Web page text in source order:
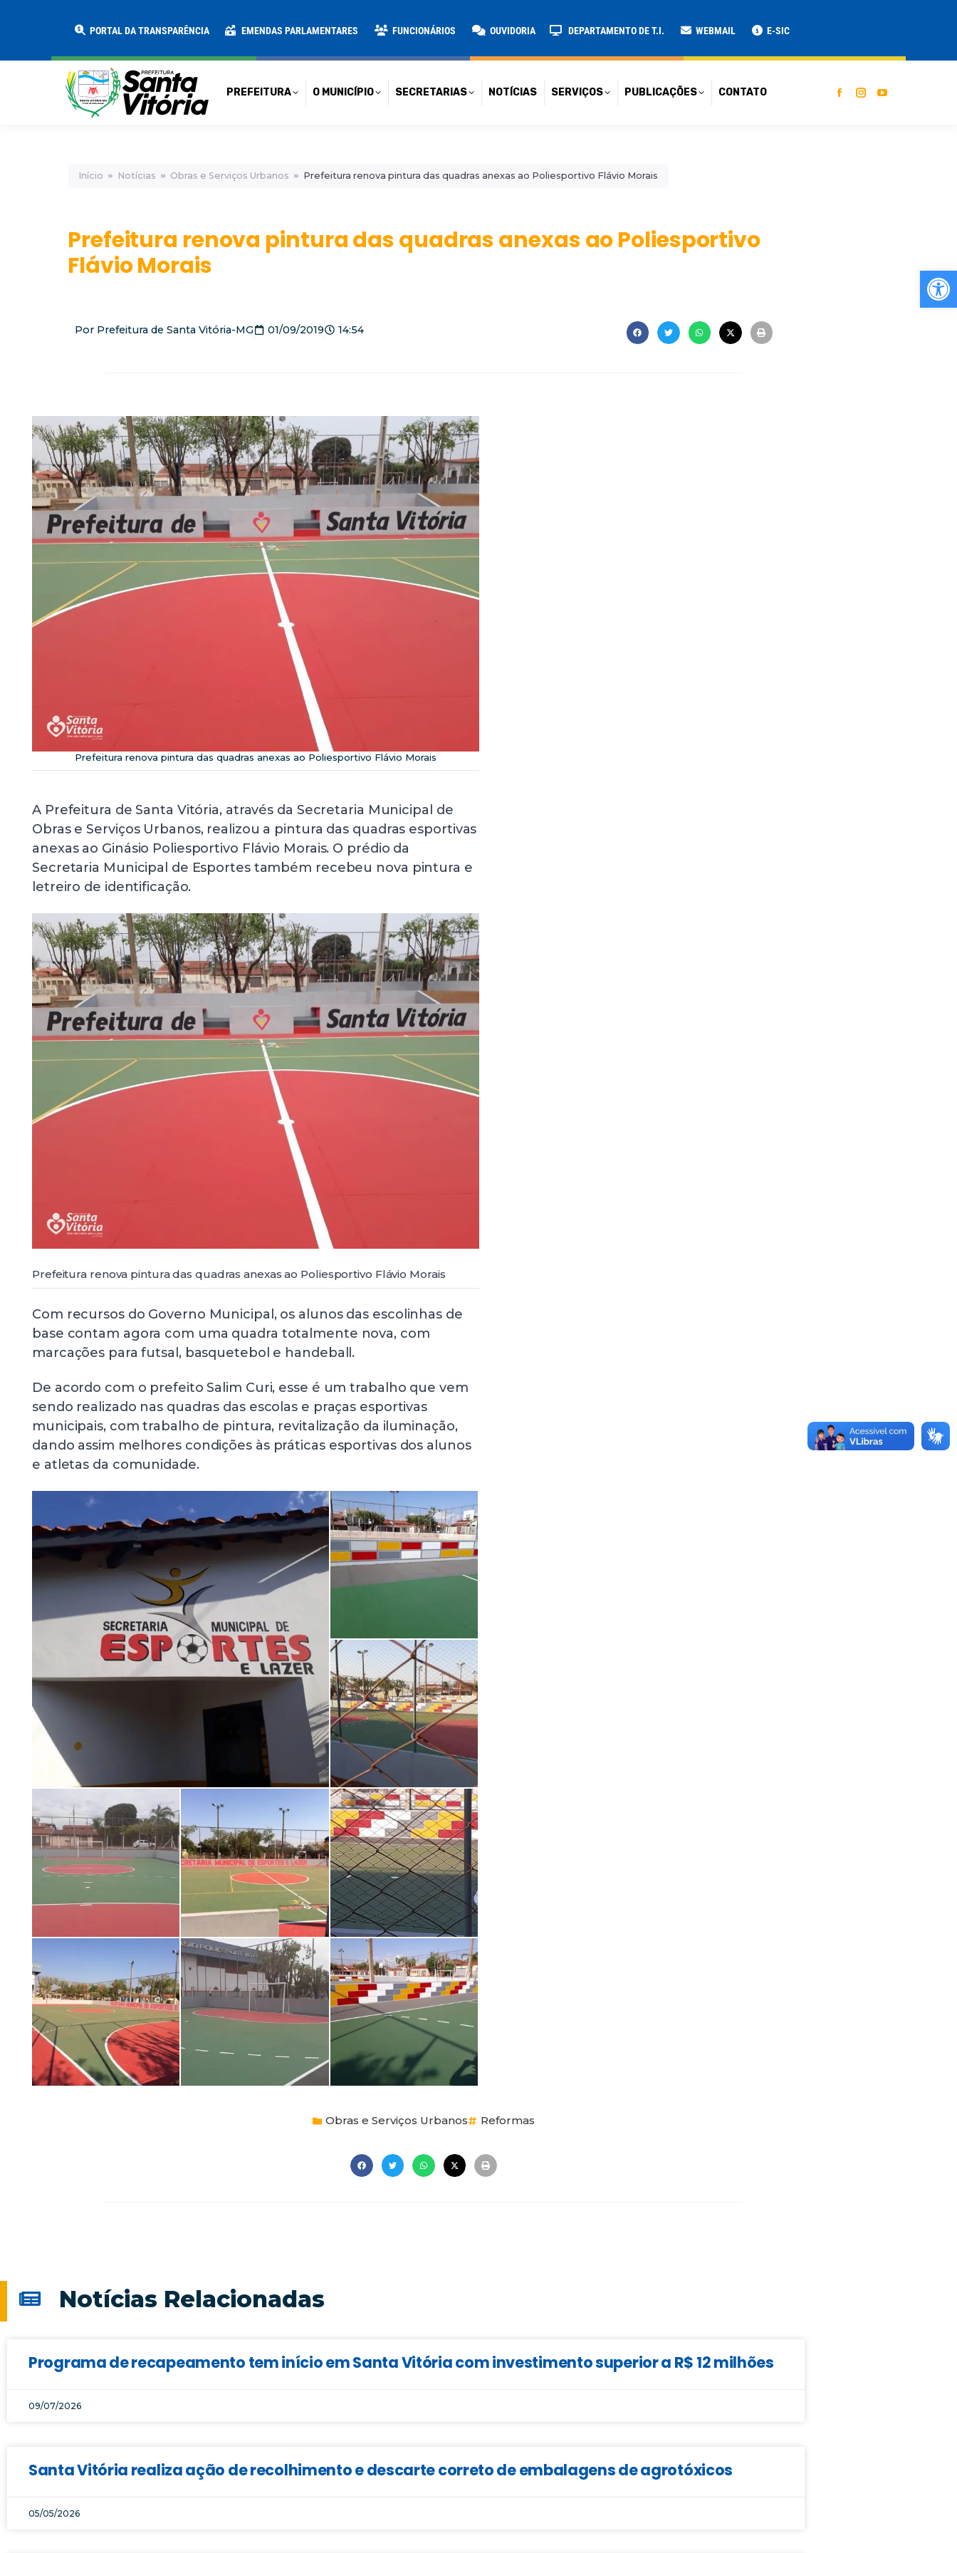
PORTAL DA TRANSPARÊNCIA EMENDAS PARLAMENTARES FUNCIONÁRIOS OUVIDORIA DEPARTAMENTO DE T.I. WEBMAIL E-SIC
PREFEITURA O MUNICÍPIO SECRETARIAS NOTÍCIAS SERVIÇOS PUBLICAÇÕES CONTATO
Início Notícias Obras e Serviços Urbanos Prefeitura renova pintura das quadras anexas ao Poliesportivo Flávio Morais
Prefeitura renova pintura das quadras anexas ao Poliesportivo
Flávio Morais
Por Prefeitura de Santa Vitória-MG 01/09/2019 14:54
Prefeitura renova pintura das quadras anexas ao Poliesportivo Flávio Morais
A Prefeitura de Santa Vitória, através da Secretaria Municipal de
Obras e Serviços Urbanos, realizou a pintura das quadras esportivas
anexas ao Ginásio Poliesportivo Flávio Morais. O prédio da
Secretaria Municipal de Esportes também recebeu nova pintura e
letreiro de identificação.
Prefeitura renova pintura das quadras anexas ao Poliesportivo Flávio Morais
Com recursos do Governo Municipal, os alunos das escolinhas de
base contam agora com uma quadra totalmente nova, com
marcações para futsal, basquetebol e handeball.
De acordo com o prefeito Salim Curi, esse é um trabalho que vem
sendo realizado nas quadras das escolas e praças esportivas
municipais, com trabalho de pintura, revitalização da iluminação,
dando assim melhores condições às práticas esportivas dos alunos
e atletas da comunidade.
Obras e Serviços Urbanos Reformas
Notícias Relacionadas
Programa de recapeamento tem início em Santa Vitória com investimento superior a R$ 12 milhões
09/07/2026
Santa Vitória realiza ação de recolhimento e descarte correto de embalagens de agrotóxicos
05/05/2026